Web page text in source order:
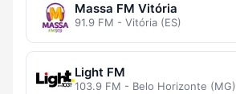
Massa FM Vitória
91.9 FM - Vitória (ES)
Light FM
103.9 FM - Belo Horizonte (MG)